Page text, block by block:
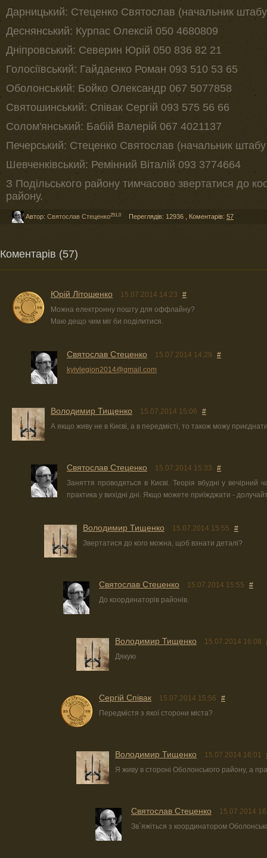
Дарницький: Стеценко Святослав (начальник штабу
Деснянський: Курпас Олексій 050 4680809
Дніпровський: Северин Юрій 050 836 82 21
Голосіївський: Гайдаєнко Роман 093 510 53 65
Оболонський: Бойко Олександр 067 5077858
Святошинський: Співак Сергій 093 575 56 66
Солом'янський: Бабій Валерій 067 4021137
Печерський: Стеценко Святослав (начальник штабу
Шевченківський: Ремінний Віталій 093 3774664
З Подільського району тимчасово звертатися до
району.
Автор: Святослав Стеценко251,0 Переглядів: 12936 Коментарів: 57
Коментарів (57)
Юрій Літошенко 15.07.2014 14:23
#
Можна електронну пошту для оффлайну?
Маю дещо чим міг би поділитися.
Святослав Стеценко 15.07.2014 14:29
#
kyivlegion2014@gmail.com
Володимир Тищенко 15.07.2014 15:06
#
А якщо живу не в Києві, а в передмісті, то також можу
Святослав Стеценко 15.07.2014 15:33
#
Заняття проводяться в Києві. Теорія вбудні у вечірний
практика у вихідні дні. Якщо можете приїжджати -
Володимир Тищенко 15.07.2014 15:55
#
Звертатися до кого можна, щоб взнати деталі?
Святослав Стеценко 15.07.2014 15:55
#
До координаторів районів.
Володимир Тищенко 15.07.2014 16:08
Дякую
Сергій Співак 15.07.2014 15:56
#
Передмістя з якої сторони міста?
Володимир Тищенко 15.07.2014 16:01
Я живу в стороні Оболонського району, а
Святослав Стеценко
15.07.2014
Зв`яжіться з координатором